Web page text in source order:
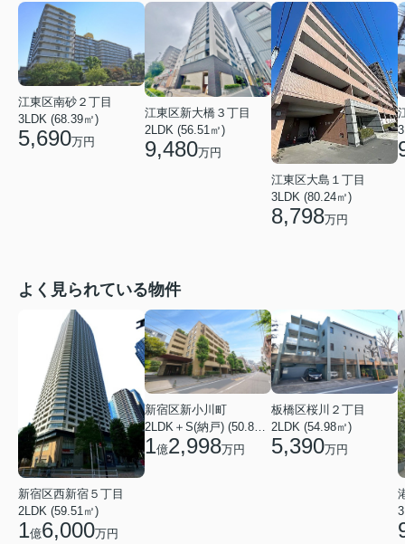
江東区南砂２丁目
3LDK (68.39㎡)
5,690万円
江東区新大橋３丁目
2LDK (56.51㎡)
9,480万円
江東区大島１丁目
3LDK (80.24㎡)
8,798万円
よく見られている物件
新宿区西新宿５丁目
2LDK (59.51㎡)
1億6,000万円
新宿区新小川町
1億2,998万円
板橋区桜川２丁目
2LDK (54.98㎡)
5,390万円